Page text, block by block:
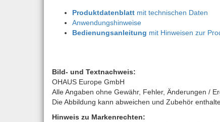
Produktdatenblatt mit technischen Daten
Anwendungshinweise
Bedienungsanleitung mit Hinweisen zur
Bild- und Textnachweis:
OHAUS Europe GmbH
Alle Angaben ohne Gewähr, Fehler, Änderungen /
Die Abbildung kann abweichen und Zubehör
Hinweis zu Markenrechten: